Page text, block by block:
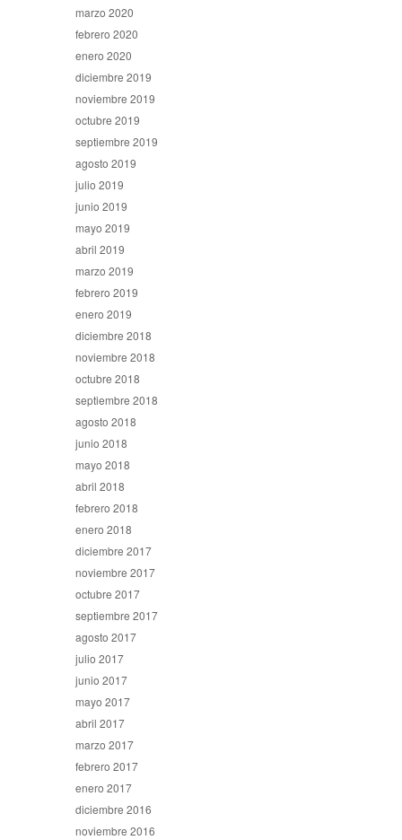
marzo 2020
febrero 2020
enero 2020
diciembre 2019
noviembre 2019
octubre 2019
septiembre 2019
agosto 2019
julio 2019
junio 2019
mayo 2019
abril 2019
marzo 2019
febrero 2019
enero 2019
diciembre 2018
noviembre 2018
octubre 2018
septiembre 2018
agosto 2018
junio 2018
mayo 2018
abril 2018
febrero 2018
enero 2018
diciembre 2017
noviembre 2017
octubre 2017
septiembre 2017
agosto 2017
julio 2017
junio 2017
mayo 2017
abril 2017
marzo 2017
febrero 2017
enero 2017
diciembre 2016
noviembre 2016